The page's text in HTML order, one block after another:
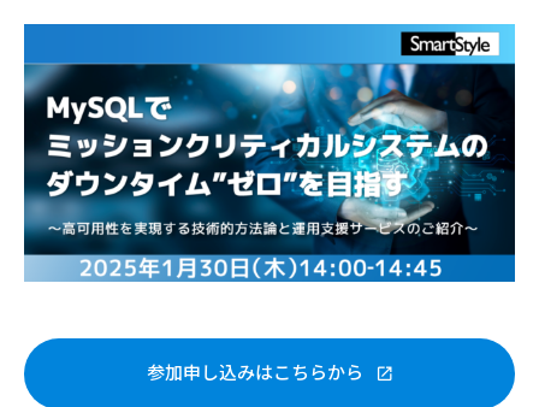
参加申し込みはこちらから